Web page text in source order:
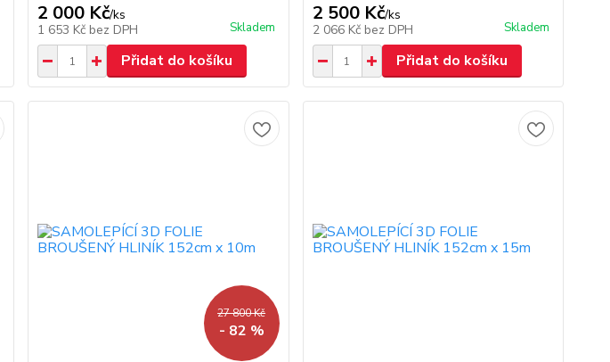
2 000 Kč/ks
1 653 Kč bez DPH Skladem
Přidat do košíku
2 500 Kč/ks
2 066 Kč bez DPH Skladem
Přidat do košíku
27 800 Kč
- 82 %